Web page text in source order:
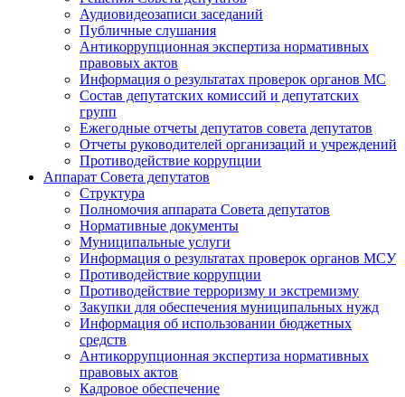
Аудиовидеозаписи заседаний
Публичные слушания
Антикоррупционная экспертиза нормативных
правовых актов
Информация о результатах проверок органов МС
Состав депутатских комиссий и депутатских
групп
Ежегодные отчеты депутатов совета депутатов
Отчеты руководителей организаций и учреждений
Противодействие коррупции
Аппарат Совета депутатов
Структура
Полномочия аппарата Совета депутатов
Нормативные документы
Муниципальные услуги
Информация о результатах проверок органов МСУ
Противодействие коррупции
Противодействие терроризму и экстремизму
Закупки для обеспечения муниципальных нужд
Информация об использовании бюджетных
средств
Антикоррупционная экспертиза нормативных
правовых актов
Кадровое обеспечение